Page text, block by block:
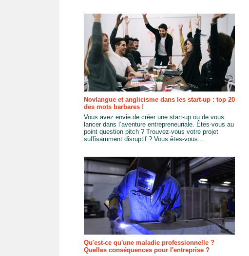
Novlangue et anglicisme dans les start-up : top 20
des mots barbares !
Vous avez envie de créer une start-up ou de vous
lancer dans l’aventure entrepreneuriale. Êtes-vous au
point question pitch ? Trouvez-vous votre projet
suffisamment disruptif ? Vous êtes-vous...
Qu'est-ce qu'une maladie professionnelle ?
Quelles conséquences pour l'entreprise ?